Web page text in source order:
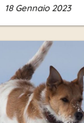
18 Gennaio 2023